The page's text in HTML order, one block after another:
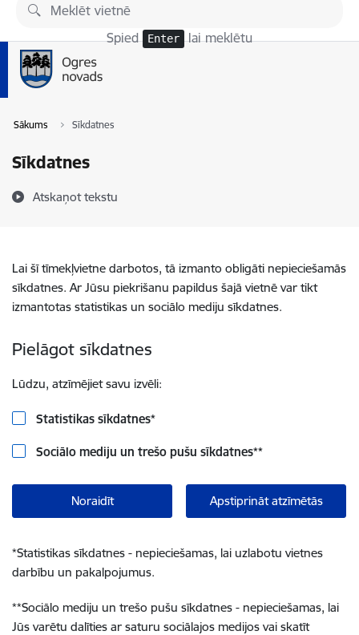
Pāriet uz lapas saturu
Spied Enter lai meklētu
Sākums Sīkdatnes
Sīkdatnes
Atskaņot tekstu
Lai šī tīmekļvietne darbotos, tā izmanto obligāti nepieciešamās
sīkdatnes. Ar Jūsu piekrišanu papildus šajā vietnē var tikt
izmantotas statistikas un sociālo mediju sīkdatnes.
Pielāgot sīkdatnes
Lūdzu, atzīmējiet savu izvēli:
Statistikas sīkdatnes*
Sociālo mediju un trešo pušu sīkdatnes**
Noraidīt Apstiprināt atzīmētās
*Statistikas sīkdatnes - nepieciešamas, lai uzlabotu vietnes
darbību un pakalpojumus.
**Sociālo mediju un trešo pušu sīkdatnes - nepieciešamas, lai
Jūs varētu dalīties ar saturu sociālajos medijos vai skatīt